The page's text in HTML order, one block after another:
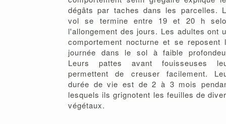
dégâts par taches dans les parcelles.
vol se termine entre 19 et 20 h
l'allongement des jours. Les adultes ont
comportement nocturne et se reposent
journée dans le sol à faible
Leurs pattes avant fouisseuses
permettent de creuser facilement.
durée de vie est de 2 à 3 mois
lesquels ils grignotent les feuilles de
végétaux.